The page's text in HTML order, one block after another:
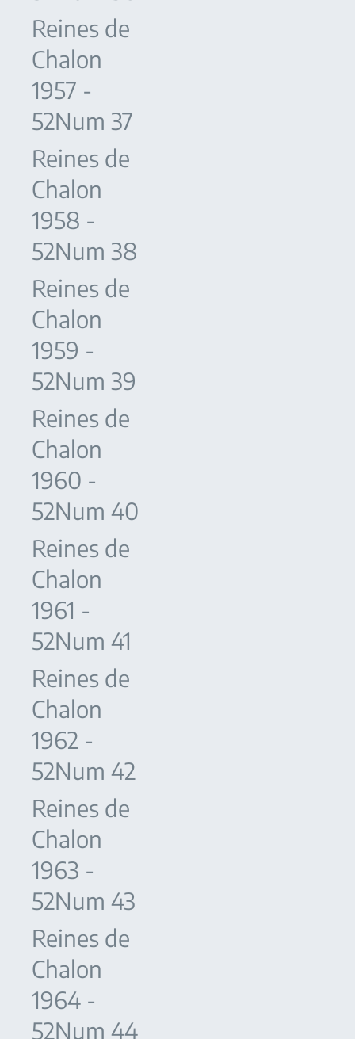
Reines de
Chalon
1957 -
52Num 37
Reines de
Chalon
1958 -
52Num 38
Reines de
Chalon
1959 -
52Num 39
Reines de
Chalon
1960 -
52Num 40
Reines de
Chalon
1961 -
52Num 41
Reines de
Chalon
1962 -
52Num 42
Reines de
Chalon
1963 -
52Num 43
Reines de
Chalon
1964 -
52Num 44